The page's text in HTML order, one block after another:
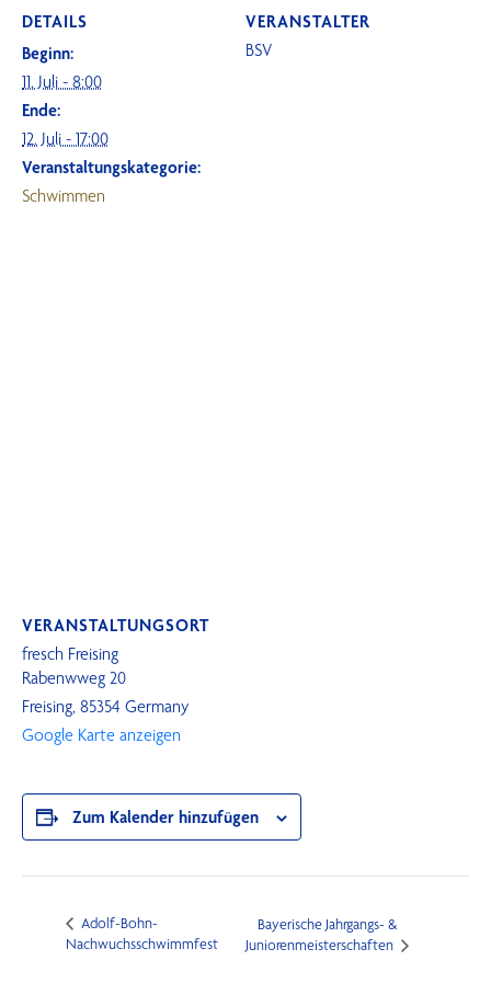
Zum Kalender hinzufügen
DETAILS
Beginn:
11. Juli - 8:00
Ende:
12. Juli - 17:00
Veranstaltungskategorie:
Schwimmen
VERANSTALTER
BSV
VERANSTALTUNGSORT
fresch Freising
Rabenwweg 20
Freising, 85354 Germany
Google Karte anzeigen
Adolf-Bohn-
Nachwuchsschwimmfest
Bayerische Jahrgangs- &
Juniorenmeisterschaften